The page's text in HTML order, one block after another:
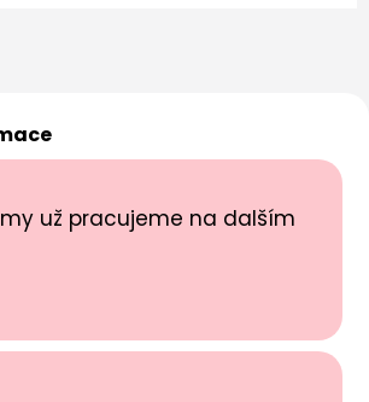
už pracujeme na dalším